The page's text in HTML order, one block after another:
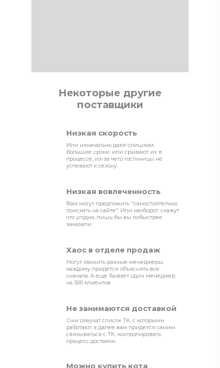
Или изначально дают слишком
большие сроки, или срывают их в
процессе, из-за чего гостиницы не
успевают к сезону.
Вам могут предложить "самостоятельно
поискать на сайте". Или наоборот: скажут
что угодно, лишь бы вы побыстрее
заказали.
Низкая скорость
Низкая вовлеченность
Некоторые другие
поставщики
Могут звонить разные менеджеры,
каждому придется объяснять все
сначала. А еще бывает один менеджер
на 500 клиентов.
Они озвучат список ТК, с которыми
работают, а далее вам придется самим
связываться с ТК, контролировать
процесс доставки.
Хаос в отделе продаж
Не занимаются доставкой
Можно купить кота